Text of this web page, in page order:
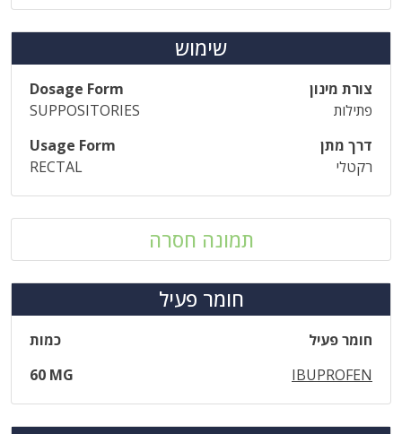
שימוש
צורת מינון
Dosage Form
פתילות
SUPPOSITORIES
דרך מתן
Usage Form
רקטלי
RECTAL
תמונה חסרה
חומר פעיל
חומר פעיל
כמות
IBUPROFEN
60 MG